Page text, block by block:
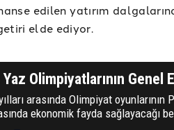
edilen yatırım
elde ediyor.